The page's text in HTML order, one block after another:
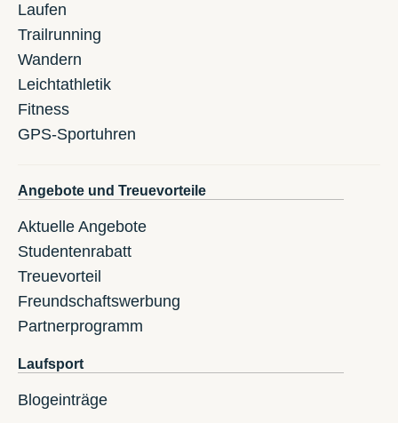
Laufen
Trailrunning
Wandern
Leichtathletik
Fitness
GPS-Sportuhren
Angebote und Treuevorteile
Aktuelle Angebote
Studentenrabatt
Treuevorteil
Freundschaftswerbung
Partnerprogramm
Laufsport
Blogeinträge